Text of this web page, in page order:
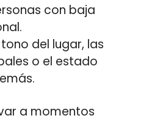
con baja
del lugar, las
o el estado
a momentos